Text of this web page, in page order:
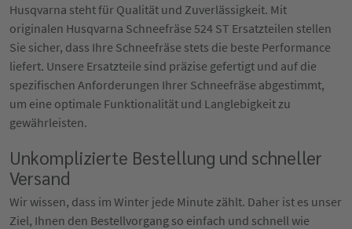
Husqvarna steht für Qualität und Zuverlässigkeit. Mit
originalen Husqvarna Schneefräse 524 ST Ersatzteilen stellen
Sie sicher, dass Ihre Schneefräse stets die beste Performance
liefert. Unsere Ersatzteile sind präzise gefertigt und auf die
spezifischen Anforderungen Ihrer Schneefräse abgestimmt,
um eine optimale Funktionalität und Langlebigkeit zu
gewährleisten.
Unkomplizierte Bestellung und schneller
Versand
Wir wissen, dass im Winter jede Minute zählt. Daher ist es unser
Ziel, Ihnen den Bestellvorgang so einfach und schnell wie